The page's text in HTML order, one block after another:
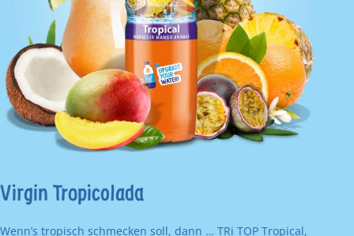
Virgin Tropicolada
Wenn’s tropisch schmecken soll, dann … TRi TOP Tropical,